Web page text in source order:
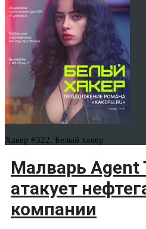
Хакер #322. Белый хакер
Малварь Agent
атакует
компании